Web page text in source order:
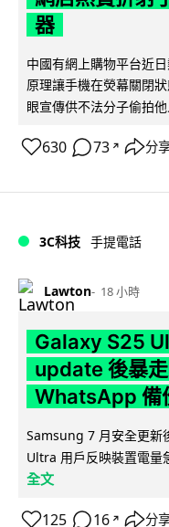
器
中國有網上購物平台近
原理讓手機在熒幕關閉
眼宣傳供不法分子偷拍
630 73 ↗ 分
3C科技 手提電話
Lawton 18 小時
Galaxy S25
update 後暴
WhatsApp 備
Samsung 7 月安全更新
Ultra 用戶反映裝置電量
全文
125 16 ↗ 分